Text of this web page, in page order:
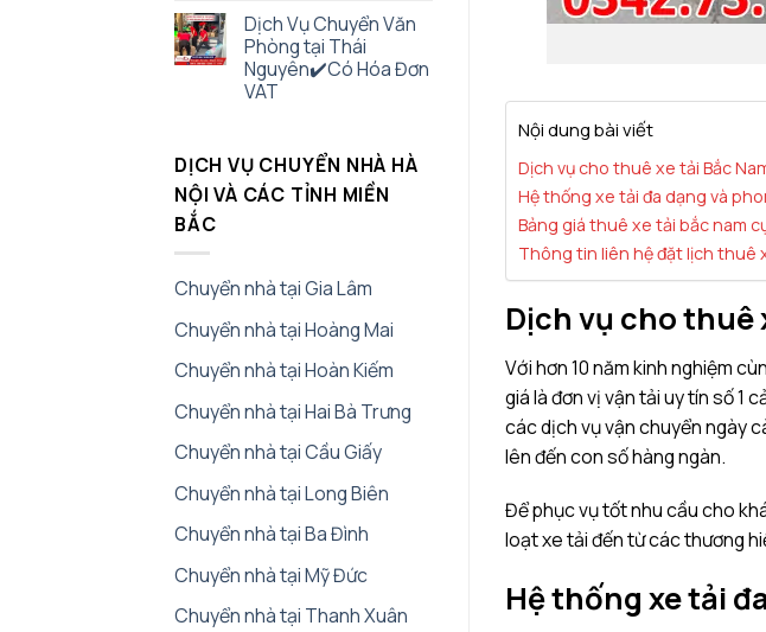
Dịch Vụ Chuyển Văn
Phòng tại Thái
Nguyên✔️Có Hóa Đơn
VAT
DỊCH VỤ CHUYỂN NHÀ HÀ
NỘI VÀ CÁC TỈNH MIỀN
BẮC
Chuyển nhà tại Gia Lâm
Chuyển nhà tại Hoàng Mai
Chuyển nhà tại Hoàn Kiếm
Chuyển nhà tại Hai Bà Trưng
Chuyển nhà tại Cầu Giấy
Chuyển nhà tại Long Biên
Chuyển nhà tại Ba Đình
Chuyển nhà tại Mỹ Đức
Chuyển nhà tại Thanh Xuân
Nội dung bài viết
Dịch vụ cho thuê xe tải Bắc
Hệ thống xe tải đa dạng và
Bảng giá thuê xe tải bắc nam
Thông tin liên hệ đặt lịch thuê
Dịch vụ cho thuê
Với hơn 10 năm kinh nghiệm
giá là đơn vị vận tải uy tín số 1
các dịch vụ vận chuyển ngày
lên đến con số hàng ngàn.
Để phục vụ tốt nhu cầu cho
loạt xe tải đến từ các thương
Hệ thống xe tải